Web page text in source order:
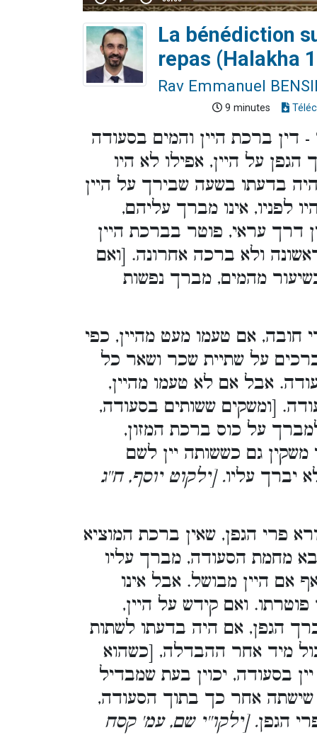
La bénédiction
repas (Halakha
Rav Emmanuel
9 minutes
דין ברכת היין והמים בסעודה
על היין, אפילו לא היו
בדעתו בשעה שבירך על היין
לפניו, אינו מברך עליהם,
דרך עראי, פוטר בברכת היין
ולא ברכה אחרונה. [ואם
מהמים, מברך נפשות
חובה, אם טעמו מעט מהיין, כפי
על שתיית שכר ושאר כל
אבל אם לא טעמו מהיין,
[ומשקים ששותים בסעודה,
על כוס ברכת המזון,
גם כששותה יין לשם
יברך עליו. [ילקוט יוסף, ח''ג
פרי הגפן, שאין ברכת המוציא
מחמת הסעודה, מברך עליו
אם היין מבושל. אבל אינו
ואם קידש על היין,
הגפן, אם היה בדעתו לשתות
מיד אחר ההבדלה, [כשהוא
בסעודה, יכוין בעת שמבדיל
שישתה אחר כך בתוך הסעודה,
הגפן. [ילקו''י שם, עמ' קסח